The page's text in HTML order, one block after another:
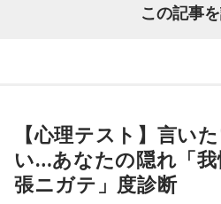
ほのか・海：ありがとうございま
潮：「コニファー」はテレビアニ
ンディングテーマとなっています。
れることがあります。病気だから
いるのですが、心が疲れてきて
り、夫と新しく家を建てるために
仕事がつらいからこそ私生活が充
この記事
【心理テスト】言い
い…あなたの隠れ「
張ニガテ」度診断